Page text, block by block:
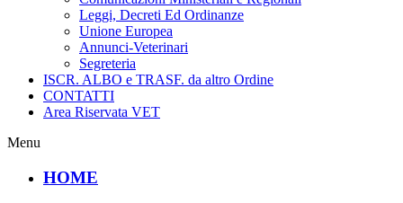
Leggi, Decreti Ed Ordinanze
Unione Europea
Annunci-Veterinari
Segreteria
ISCR. ALBO e TRASF. da altro Ordine
CONTATTI
Area Riservata VET
Menu
HOME